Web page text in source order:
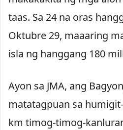
taas. Sa 24 na oras
Oktubre 29, maaaring
isla ng hanggang 180
Ayon sa JMA, ang
matatagpuan sa
km timog-timog-